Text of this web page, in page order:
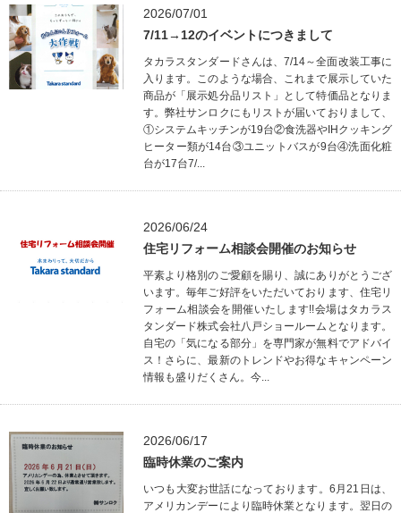
2026/07/01
7/11→12のイベントにつきまして
タカラスタンダードさんは、7/14～全面改装工事に
入ります。このような場合、これまで展示していた
商品が「展示処分品リスト」として特価品となりま
す。弊社サンロクにもリストが届いておりまして、
①システムキッチンが19台②食洗器やIHクッキング
ヒーター類が14台③ユニットバスが9台④洗面化粧
台が17台7/...
2026/06/24
住宅リフォーム相談会開催のお知らせ
平素より格別のご愛顧を賜り、誠にありがとうござ
います。毎年ご好評をいただいております、住宅リ
フォーム相談会を開催いたします!!会場はタカラス
タンダード株式会社八戸ショールームとなります。
自宅の「気になる部分」を専門家が無料でアドバイ
ス！さらに、最新のトレンドやお得なキャンペーン
情報も盛りだくさん。今...
2026/06/17
臨時休業のご案内
いつも大変お世話になっております。6月21日は、
アメリカンデーにより臨時休業となります。翌日の